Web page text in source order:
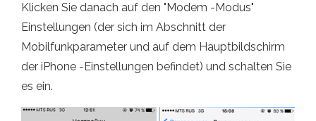
Klicken Sie danach auf den "Modem -Modus"
Einstellungen (der sich im Abschnitt der
Mobilfunkparameter und auf dem Hauptbildschirm
der iPhone -Einstellungen befindet) und schalten Sie
es ein.